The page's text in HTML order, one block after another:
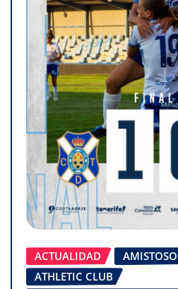
ACTUALIDAD
AMISTOSO
ATHLETIC CLUB